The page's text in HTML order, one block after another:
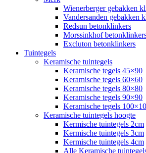
Wienerberger gebakken
Vandersanden gebakken
Redsun betonklinkers
Morssinkhof
Excluton betonklinkers
Tuintegels
Keramische tuintegels
Keramische tegels 45×90
Keramische tegels 60×60
Keramische tegels 80×80
Keramische tegels 90×90
Keramische tegels
Keramische tuintegels hoogte
Kermische tuintegels 2cm
Kermische tuintegels 3cm
Kermische tuintegels 4cm
Alle Keramische